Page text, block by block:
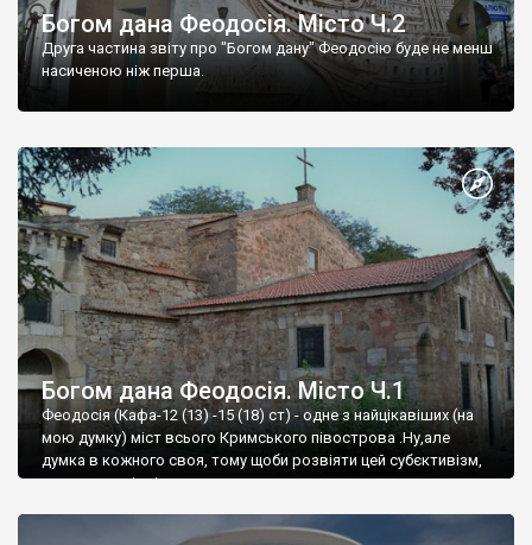
Богом дана Феодосія. Місто Ч.2
Друга частина звіту про "Богом дану" Феодосію буде не менш
насиченою ніж перша.
Богом дана Феодосія. Місто Ч.1
Феодосія (Кафа-12 (13) -15 (18) ст) - одне з найцікавіших (на
мою думку) міст всього Кримського півострова .Ну,але
думка в кожного своя, тому щоби розвіяти цей субєктивізм,
запрошую відвідати це